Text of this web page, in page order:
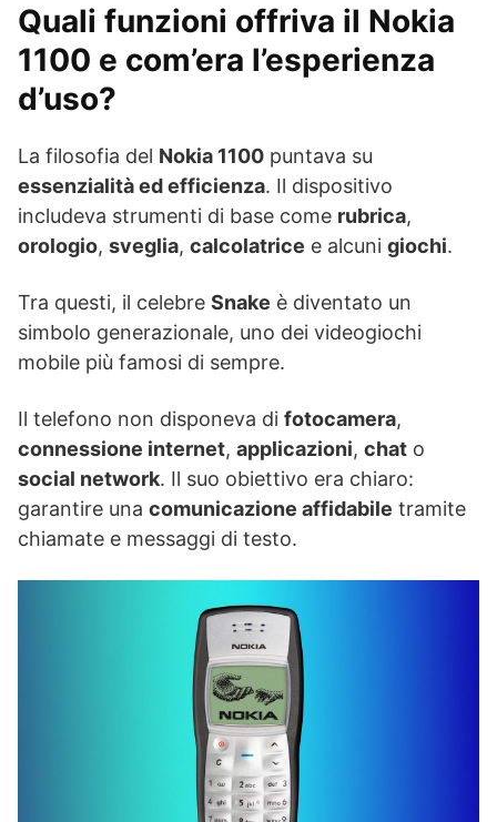
Quali funzioni offriva il Nokia
1100 e com’era l’esperienza
d’uso?
La filosofia del Nokia 1100 puntava su
essenzialità ed efficienza. Il dispositivo
includeva strumenti di base come rubrica,
orologio, sveglia, calcolatrice e alcuni giochi.
Tra questi, il celebre Snake è diventato un
simbolo generazionale, uno dei videogiochi
mobile più famosi di sempre.
Il telefono non disponeva di fotocamera,
connessione internet, applicazioni, chat o
social network. Il suo obiettivo era chiaro:
garantire una comunicazione affidabile tramite
chiamate e messaggi di testo.